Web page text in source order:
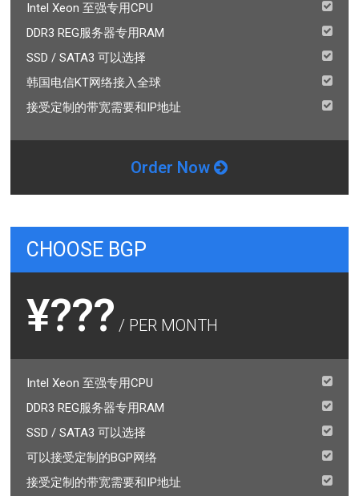
Intel Xeon 至强专用CPU
DDR3 REG服务器专用RAM
SSD / SATA3 可以选择
韩国电信KT网络接入全球
接受定制的带宽需要和IP地址
Order Now
CHOOSE BGP
¥??? / PER MONTH
Intel Xeon 至强专用CPU
DDR3 REG服务器专用RAM
SSD / SATA3 可以选择
可以接受定制的BGP网络
接受定制的带宽需要和IP地址